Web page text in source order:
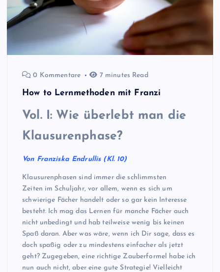
0 Kommentare 7 minutes Read
How to Lernmethoden mit Franzi
Vol. I: Wie überlebt man die
Klausurenphase?
Von Franziska Endrullis (Kl. 10)
Klausurenphasen sind immer die schlimmsten
Zeiten im Schuljahr, vor allem, wenn es sich um
schwierige Fächer handelt oder so gar kein Interesse
besteht. Ich mag das Lernen für manche Fächer auch
nicht unbedingt und hab teilweise wenig bis keinen
Spaß daran. Aber was wäre, wenn ich Dir sage, dass es
doch spaßig oder zu mindestens einfacher als jetzt
geht? Zugegeben, eine richtige Zauberformel habe ich
nun auch nicht, aber eine gute Strategie! Vielleicht